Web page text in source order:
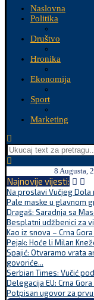
Naslovna
Politika
Društvo
Hronika
Ekonomija
Sport
Marketing
8 Augusta,
Najnovije vijesti:
Na proslavi Vučjeg
Pale maske u glavnom
Dragaš: Saradnja sa
Besplatni udžbenici za
Kao iz snova – Crna
Pejak: Hoće li Milan
Spajić: Otvaramo vrata
govoriće...
Serbian Times: Vučić
Delegacija EU: Crna
Potpisan ugovor za